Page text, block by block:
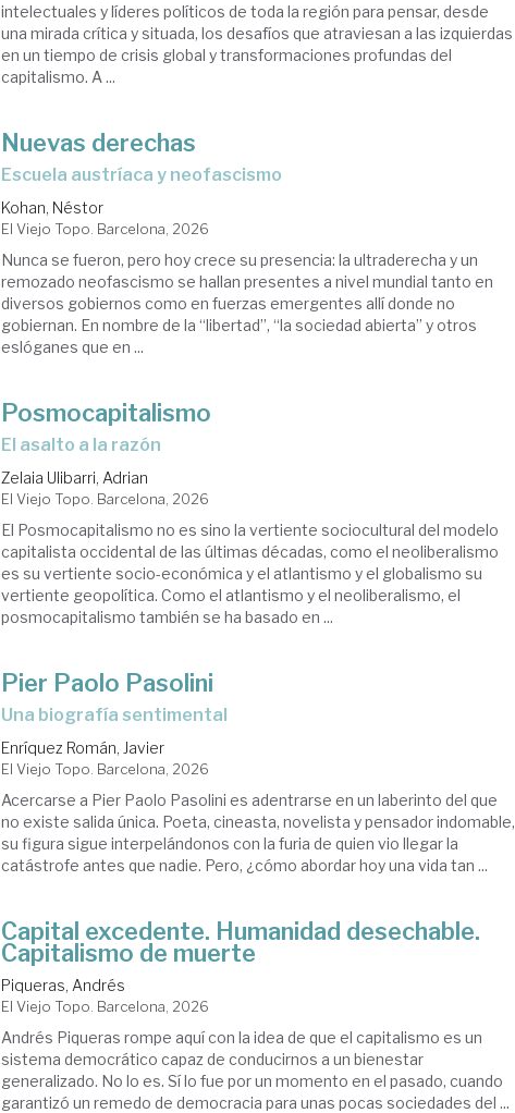
intelectuales y líderes políticos de toda la región para pensar, desde
una mirada crítica y situada, los desafíos que atraviesan a las izquierdas
en un tiempo de crisis global y transformaciones profundas del
capitalismo. A ...
Nuevas derechas
Escuela austríaca y neofascismo
Kohan, Néstor
El Viejo Topo. Barcelona, 2026
Nunca se fueron, pero hoy crece su presencia: la ultraderecha y un
remozado neofascismo se hallan presentes a nivel mundial tanto en
diversos gobiernos como en fuerzas emergentes allí donde no
gobiernan. En nombre de la “libertad”, “la sociedad abierta” y otros
eslóganes que en ...
Posmocapitalismo
El asalto a la razón
Zelaia Ulibarri, Adrian
El Viejo Topo. Barcelona, 2026
El Posmocapitalismo no es sino la vertiente sociocultural del modelo
capitalista occidental de las últimas décadas, como el neoliberalismo
es su vertiente socio-económica y el atlantismo y el globalismo su
vertiente geopolítica. Como el atlantismo y el neoliberalismo, el
posmocapitalismo también se ha basado en ...
Pier Paolo Pasolini
Una biografía sentimental
Enríquez Román, Javier
El Viejo Topo. Barcelona, 2026
Acercarse a Pier Paolo Pasolini es adentrarse en un laberinto del que
no existe salida única. Poeta, cineasta, novelista y pensador indomable,
su figura sigue interpelándonos con la furia de quien vio llegar la
catástrofe antes que nadie. Pero, ¿cómo abordar hoy una vida tan ...
Capital excedente. Humanidad desechable.
Capitalismo de muerte
Piqueras, Andrés
El Viejo Topo. Barcelona, 2026
Andrés Piqueras rompe aquí con la idea de que el capitalismo es un
sistema democrático capaz de conducirnos a un bienestar
generalizado. No lo es. Sí lo fue por un momento en el pasado, cuando
garantizó un remedo de democracia para unas pocas sociedades del ...